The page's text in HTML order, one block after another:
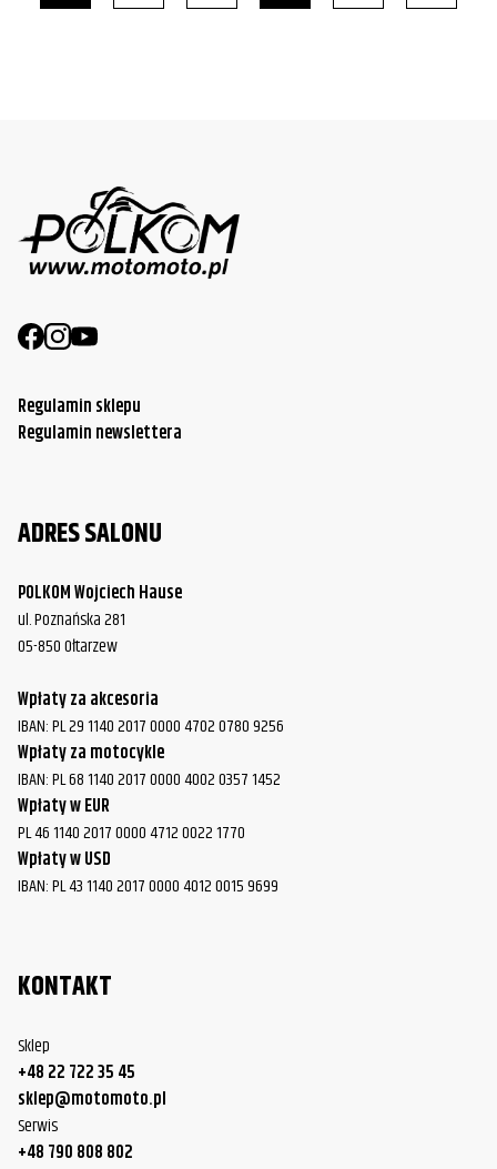
Regulamin sklepu
Regulamin newslettera
ADRES SALONU
POLKOM Wojciech Hause
ul. Poznańska 281
05-850 Ołtarzew
Wpłaty za akcesoria
IBAN: PL 29 1140 2017 0000 4702 0780 9256
Wpłaty za motocykle
IBAN: PL 68 1140 2017 0000 4002 0357 1452
Wpłaty w EUR
PL 46 1140 2017 0000 4712 0022 1770
Wpłaty w USD
IBAN: PL 43 1140 2017 0000 4012 0015 9699
KONTAKT
Sklep
+48 22 722 35 45
sklep@motomoto.pl
Serwis
+48 790 808 802